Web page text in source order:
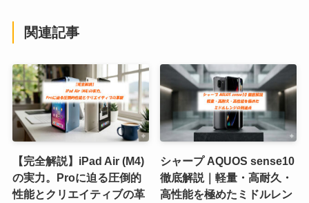
関連記事
【完全解説】iPad Air (M4)
の実力。Proに迫る圧倒的
性能とクリエイティブの革
シャープ AQUOS sense10
徹底解説｜軽量・高耐久・
高性能を極めたミドルレン